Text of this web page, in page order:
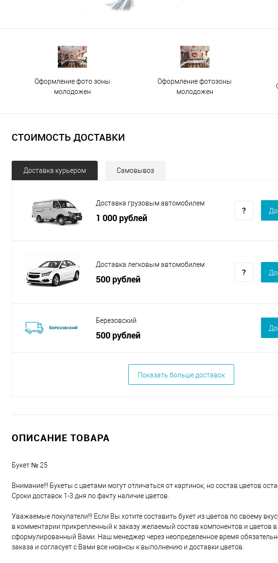
Оформление фото зоны
молодожен
Оформление фотозоны
молодожен
СТОИМОСТЬ ДОСТАВКИ
Доставка курьером Самовывоз
Доставка грузовым автомобилем
1 000 рублей
Доставка легковым автомобилем
500 рублей
Березовский
500 рублей
Показать больше доставок
ОПИСАНИЕ ТОВАРА
Букет № 25
Внимание!!! Букеты с цветами могут отличаться от картинок, но состав цветов
Сроки доставок 1-3 дня по факту наличие цветов.
Уважаемые покупатели!!! Если Вы хотите составить букет из цветов по своему
в комментарии прикрепленный к заказу желаемый состав компонентов и цветов
сформулированный Вами. Наш менеджер через неопределенное время
заказа и согласует с Вами все нюансы к выполнению и доставки цветов.